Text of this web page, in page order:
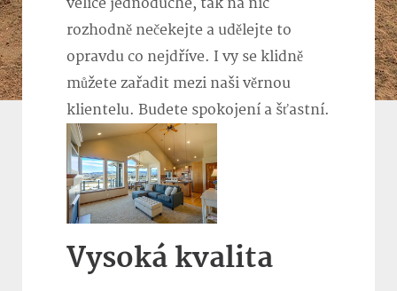
velice jednoduché, tak na nic
rozhodně nečekejte a udělejte to
opravdu co nejdříve. I vy se klidně
můžete zařadit mezi naši věrnou
klientelu. Budete spokojení a šťastní.
Vysoká kvalita